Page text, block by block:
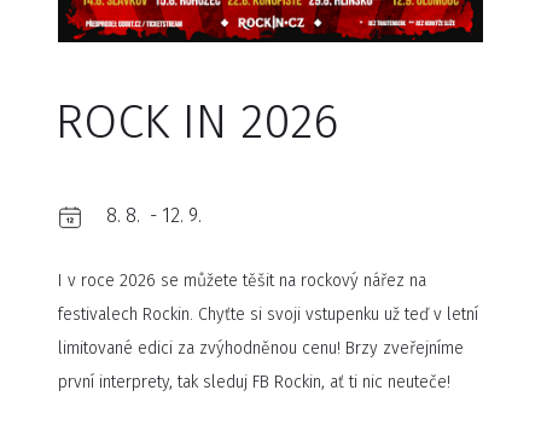
ROCK IN 2026
8. 8. - 12. 9.
I v roce 2026 se můžete těšit na rockový nářez na
festivalech Rockin. Chyťte si svoji vstupenku už teď v letní
limitované edici za zvýhodněnou cenu! Brzy zveřejníme
první interprety, tak sleduj FB Rockin, ať ti nic neuteče!